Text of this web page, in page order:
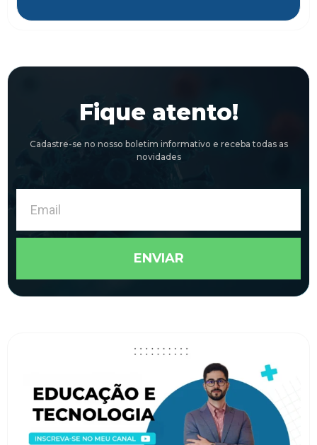
Fique atento!
Cadastre-se no nosso boletim informativo e receba todas as
novidades
ENVIAR